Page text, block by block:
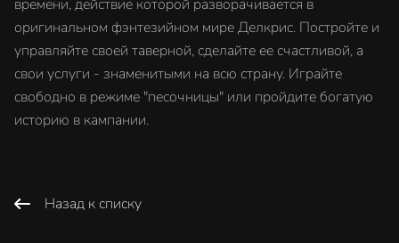
времени, действие которой разворачивается в
оригинальном фэнтезийном мире Делкрис. Постройте и
управляйте своей таверной, сделайте ее счастливой, а
свои услуги - знаменитыми на всю страну. Играйте
свободно в режиме "песочницы" или пройдите богатую
историю в кампании.
Назад к списку